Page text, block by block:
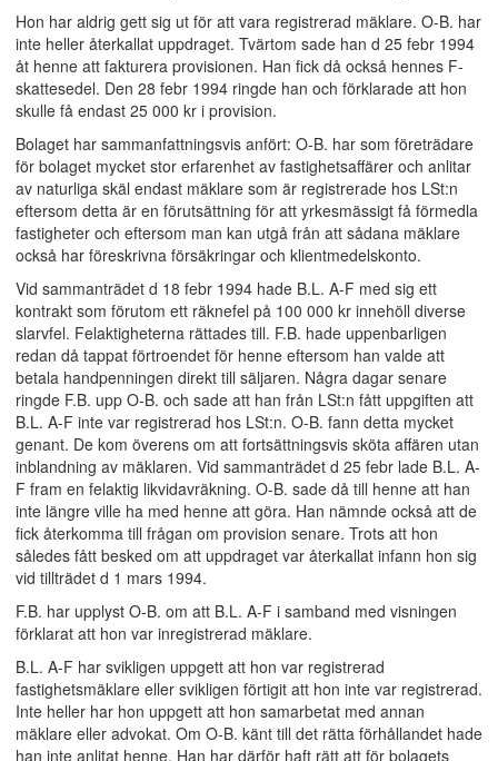
Hon har aldrig gett sig ut för att vara registrerad mäklare. O-B. har
inte heller återkallat uppdraget. Tvärtom sade han d 25 febr 1994
åt henne att fakturera provisionen. Han fick då också hennes F-
skattesedel. Den 28 febr 1994 ringde han och förklarade att hon
skulle få endast 25 000 kr i provision.
Bolaget har sammanfattningsvis anfört: O-B. har som företrädare
för bolaget mycket stor erfarenhet av fastighetsaffärer och anlitar
av naturliga skäl endast mäklare som är registrerade hos LSt:n
eftersom detta är en förutsättning för att yrkesmässigt få förmedla
fastigheter och eftersom man kan utgå från att sådana mäklare
också har föreskrivna försäkringar och klientmedelskonto.
Vid sammanträdet d 18 febr 1994 hade B.L. A-F med sig ett
kontrakt som förutom ett räknefel på 100 000 kr innehöll diverse
slarvfel. Felaktigheterna rättades till. F.B. hade uppenbarligen
redan då tappat förtroendet för henne eftersom han valde att
betala handpenningen direkt till säljaren. Några dagar senare
ringde F.B. upp O-B. och sade att han från LSt:n fått uppgiften att
B.L. A-F inte var registrerad hos LSt:n. O-B. fann detta mycket
genant. De kom överens om att fortsättningsvis sköta affären utan
inblandning av mäklaren. Vid sammanträdet d 25 febr lade B.L. A-
F fram en felaktig likvidavräkning. O-B. sade då till henne att han
inte längre ville ha med henne att göra. Han nämnde också att de
fick återkomma till frågan om provision senare. Trots att hon
således fått besked om att uppdraget var återkallat infann hon sig
vid tillträdet d 1 mars 1994.
F.B. har upplyst O-B. om att B.L. A-F i samband med visningen
förklarat att hon var inregistrerad mäklare.
B.L. A-F har svikligen uppgett att hon var registrerad
fastighetsmäklare eller svikligen förtigit att hon inte var registrerad.
Inte heller har hon uppgett att hon samarbetat med annan
mäklare eller advokat. Om O-B. känt till det rätta förhållandet hade
han inte anlitat henne. Han har därför haft rätt att för bolagets